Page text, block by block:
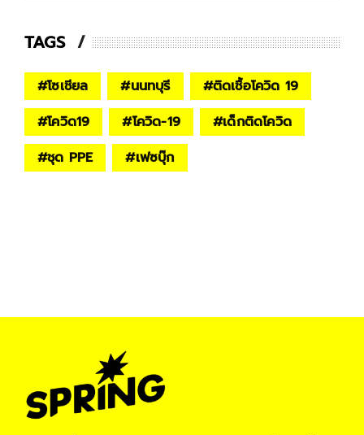
TAGS
#โซเชียล #นนทบุรี #ติดเชื้อโควิด 19
#โควิด19 #โควิด-19 #เด็กติดโควิด
#ชุด PPE #เฟซบุ๊ก